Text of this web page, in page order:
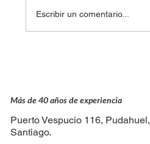
Escribir un comentario...
Más de 40 años de experiencia
Puerto Vespucio 116, Pudahuel,
Santiago.